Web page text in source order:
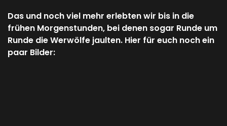
Das und noch viel mehr erlebten wir bis in die
frühen Morgenstunden, bei denen sogar Runde um
Runde die Werwölfe jaulten. Hier für euch noch ein
paar Bilder: